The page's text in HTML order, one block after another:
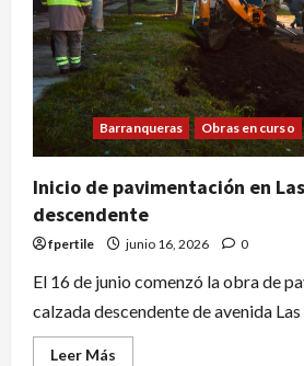
Barranqueras Obras en curso
Inicio de pavimentación en
descendente
fpertile junio 16, 2026 0
El 16 de junio comenzó la obra de
calzada descendente de avenida Las
Leer Más